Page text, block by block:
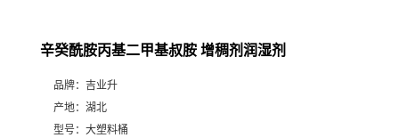
辛癸酰胺丙基二甲基叔胺 增稠剂润湿剂
品牌： 吉业升
产地： 湖北
型号： 大塑料桶